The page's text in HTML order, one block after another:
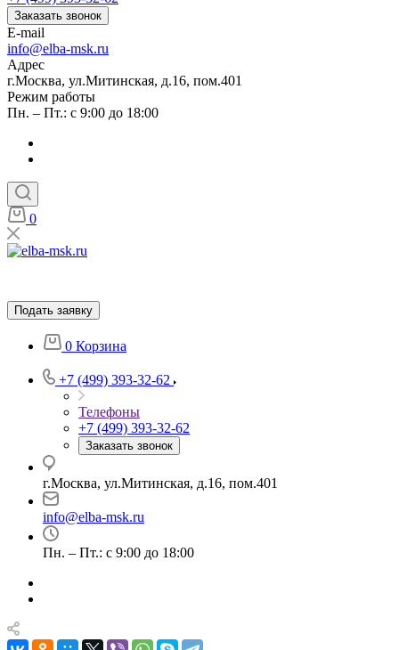
Заказать звонок
E-mail
info@elba-msk.ru
Адрес
г.Москва, ул.Митинская, д.16, пом.401
Режим работы
Пн. – Пт.: с 9:00 до 18:00
0
Подать заявку
0 Корзина
+7 (499) 393-32-62
Телефоны
+7 (499) 393-32-62
Заказать звонок
г.Москва, ул.Митинская, д.16, пом.401
info@elba-msk.ru
Пн. – Пт.: с 9:00 до 18:00